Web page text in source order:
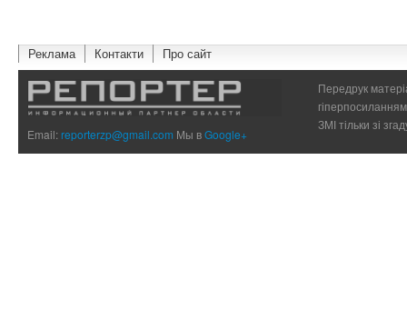
Реклама Контакти Про сайт
Email:reporterzp@gmail.com Мы вGoogle+
Передрук
ЗМІ тільки зі